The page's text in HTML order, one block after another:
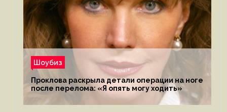
Шоубиз
Проклова раскрыла детали операции на ноге
после перелома: «Я опять могу ходить»